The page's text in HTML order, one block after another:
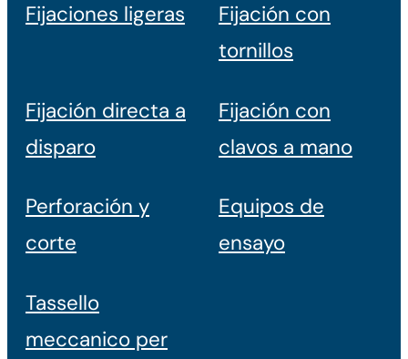
Fijaciones ligeras
Fijación con
tornillos
Fijación directa a
disparo
Fijación con
clavos a mano
Perforación y
corte
Equipos de
ensayo
Tassello
meccanico per